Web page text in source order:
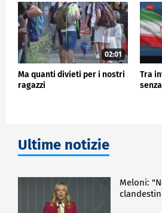
02:01
Ma quanti divieti per i nostri
ragazzi
Tra
Ultime notizie
Meloni: